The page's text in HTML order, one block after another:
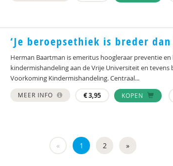
‘Je beroepsethiek is breder
Herman Baartman is emeritus hoogleraar preventie
kindermishandeling aan de Vrije Universiteit en
Voorkoming Kindermishandeling. Centraal...
MEER INFO €3,95 KOPEN
« 1 2 »